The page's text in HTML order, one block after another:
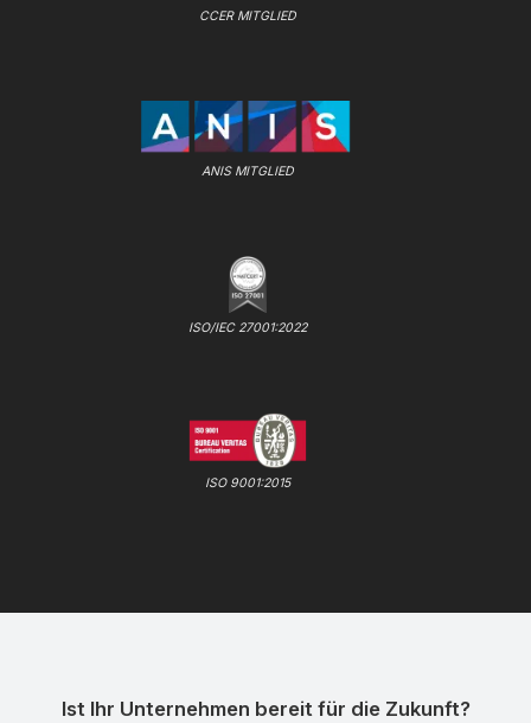
CCER MITGLIED
ANIS MITGLIED
ISO/IEC 27001:2022
ISO 9001:2015
Ist Ihr Unternehmen bereit für die Zukunft?